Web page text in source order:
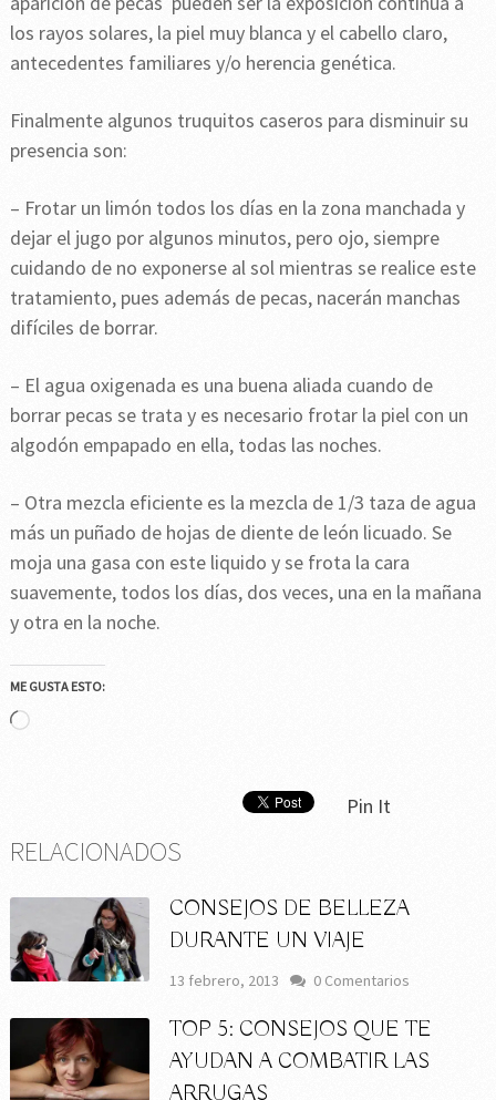
los rayos solares, la piel muy blanca y el cabello claro,
antecedentes familiares y/o herencia genética.
Finalmente algunos truquitos caseros para disminuir su
presencia son:
– Frotar un limón todos los días en la zona manchada y
dejar el jugo por algunos minutos, pero ojo, siempre
cuidando de no exponerse al sol mientras se realice este
tratamiento, pues además de pecas, nacerán manchas
difíciles de borrar.
– El agua oxigenada es una buena aliada cuando de
borrar pecas se trata y es necesario frotar la piel con un
algodón empapado en ella, todas las noches.
– Otra mezcla eficiente es la mezcla de 1/3 taza de agua
más un puñado de hojas de diente de león licuado. Se
moja una gasa con este liquido y se frota la cara
suavemente, todos los días, dos veces, una en la mañana
y otra en la noche.
ME GUSTA ESTO:
Cargando...
Pin It
RELACIONADOS
CONSEJOS DE BELLEZA
DURANTE UN VIAJE
13 febrero, 2013 0 Comentarios
TOP 5: CONSEJOS QUE TE
AYUDAN A COMBATIR LAS
ARRUGAS